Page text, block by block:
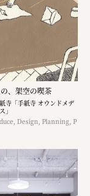
、架空の喫茶
寺「手紙寺 オウンドメデ
」
Design, Planning, P